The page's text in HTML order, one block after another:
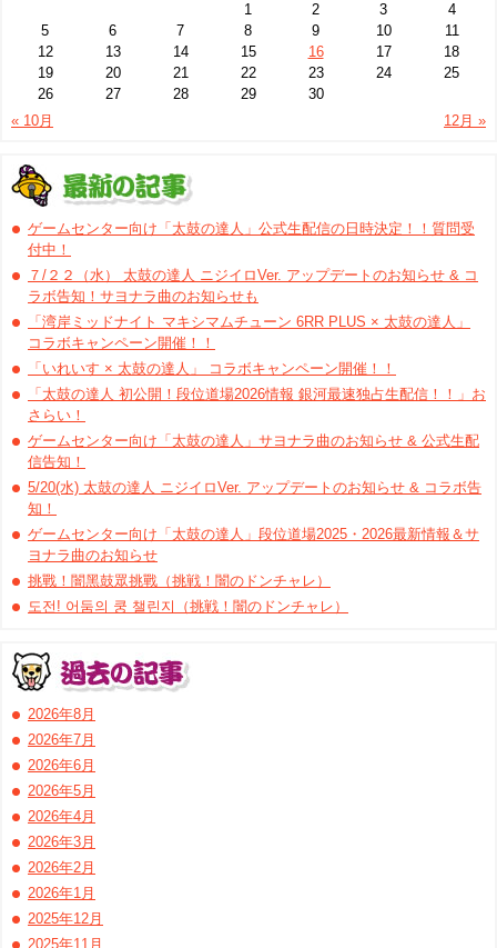
1
2 3
4
5
6 7 8 9 10
11
12
13 14 15 16 17
18
19
20 21 22 23 24
25
26
27 28 29
30
« 10月
12月 »
ゲームセンター向け「太鼓の達人」公式生配信の日時決定！！質問受
付中！
７/２２（水） 太鼓の達人 ニジイロVer. アップデートのお知らせ & コ
ラボ告知！サヨナラ曲のお知らせも
「湾岸ミッドナイト マキシマムチューン 6RR PLUS × 太鼓の達人」
コラボキャンペーン開催！！
「いれいす × 太鼓の達人」 コラボキャンペーン開催！！
「太鼓の達人 初公開！段位道場2026情報 銀河最速独占生配信！！」お
さらい！
ゲームセンター向け「太鼓の達人」サヨナラ曲のお知らせ & 公式生配
信告知！
5/20(水) 太鼓の達人 ニジイロVer. アップデートのお知らせ & コラボ告
知！
ゲームセンター向け「太鼓の達人」段位道場2025・2026最新情報＆サ
ヨナラ曲のお知らせ
挑戰！闇黑鼓眾挑戰（挑戦！闇のドンチャレ）
도전! 어둠의 쿵 챌린지（挑戦！闇のドンチャレ）
2026年8月
2026年7月
2026年6月
2026年5月
2026年4月
2026年3月
2026年2月
2026年1月
2025年12月
2025年11月